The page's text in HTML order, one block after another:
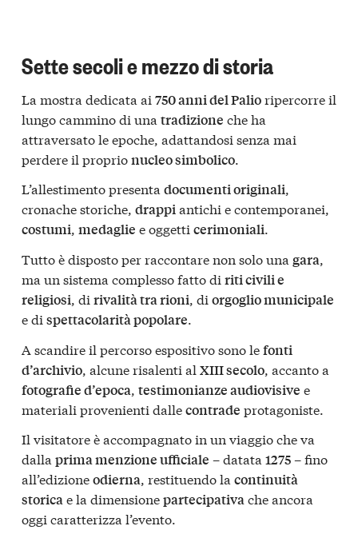
Sette secoli e mezzo di storia
La mostra dedicata ai 750 anni del Palioripercorre il
lungo cammino di una tradizione che ha
attraversato le epoche, adattandosi senza mai
perdere il proprionucleo simbolico.
L’allestimento presenta documenti originali,
cronache storiche, drappiantichi e contemporanei,
costumi, medaglie e oggetti cerimoniali.
Tutto è disposto per raccontare non solo una gara,
ma un sistema complesso fatto di riti civili e
religiosi, di rivalità tra rioni, di orgoglio municipale
e di spettacolarità popolare.
A scandire il percorso espositivo sono lefonti
d’archivio , alcune risalenti al XIII secolo , accanto a
fotografie d’epoca testimonianze audiovisive e
materiali provenienti dallecontrade protagoniste.
Il visitatore è accompagnato in un viaggio che va
dalla prima menzione ufficiale – datata 1275– fino
all’edizioneodierna, restituendo la continuità
storicae la dimensionepartecipativache ancora
oggi caratterizza l’evento.